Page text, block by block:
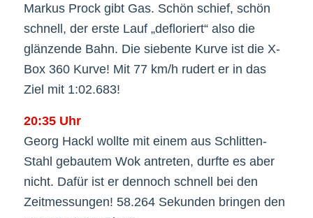
Markus Prock gibt Gas. Schön schief, schön
schnell, der erste Lauf „defloriert“ also die
glänzende Bahn. Die siebente Kurve ist die X-
Box 360 Kurve! Mit 77 km/h rudert er in das
Ziel mit 1:02.683!
20:35 Uhr
Georg Hackl wollte mit einem aus Schlitten-
Stahl gebautem Wok antreten, durfte es aber
nicht. Dafür ist er dennoch schnell bei den
Zeitmessungen! 58.264 Sekunden bringen den